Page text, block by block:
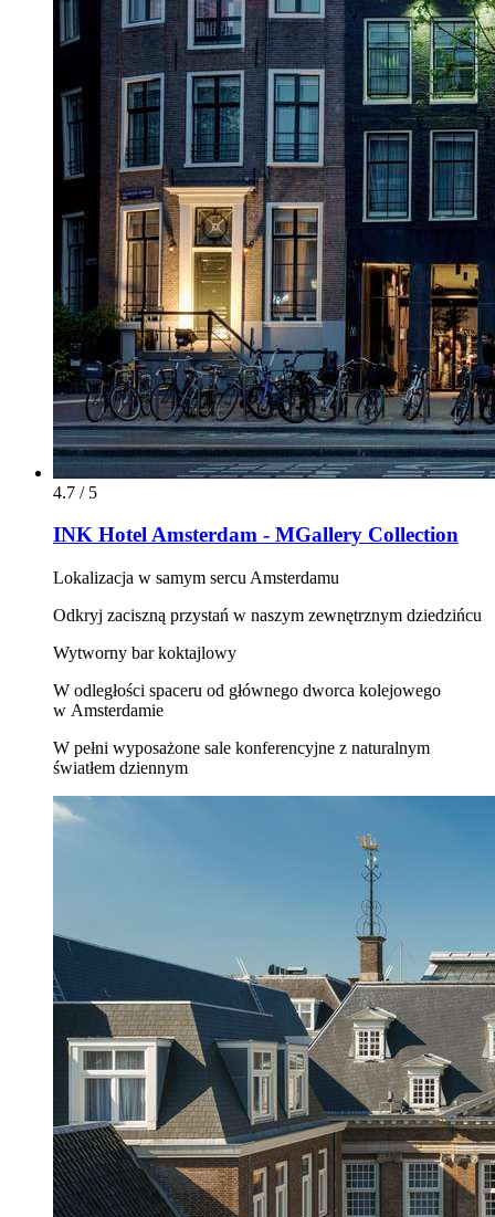
4.7 / 5
INK Hotel Amsterdam - MGallery Collection
Lokalizacja w samym sercu Amsterdamu
Odkryj zaciszną przystań w naszym zewnętrznym dziedzińcu
Wytworny bar koktajlowy
W odległości spaceru od głównego dworca kolejowego
w Amsterdamie
W pełni wyposażone sale konferencyjne z naturalnym
światłem dziennym